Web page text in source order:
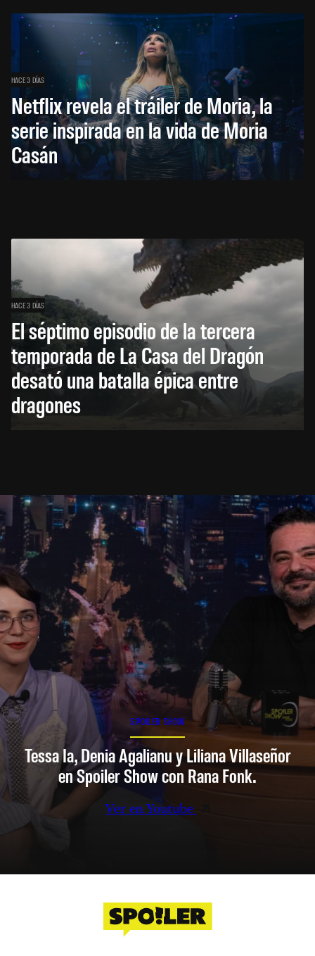
HACE 3 DÍAS
Netflix revela el tráiler de Moria, la
serie inspirada en la vida de Moria
Casán
HACE 3 DÍAS
El séptimo episodio de la tercera
temporada de La Casa del Dragón
desató una batalla épica entre
dragones
SPOILER SHOW
Tessa Ia, Denia Agalianu y Liliana Villaseñor
en Spoiler Show con Rana Fonk.
Ver en Youtube